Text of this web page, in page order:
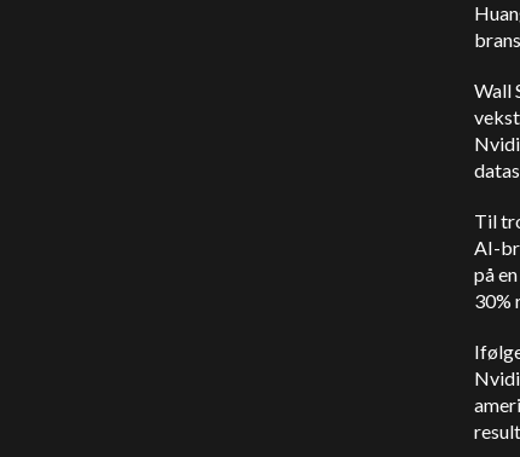
Wall
Til
AI-
på
30%